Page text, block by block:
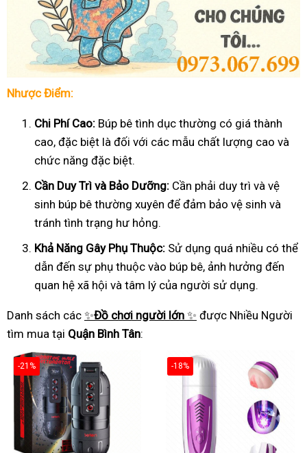
Nhược Điểm:
Chi Phí Cao: Búp bê tình dục thường có giá thành
cao, đặc biệt là đối với các mẫu chất lượng cao và
chức năng đặc biệt.
Cần Duy Trì và Bảo Dưỡng: Cần phải duy trì và vệ
sinh búp bê thường xuyên để đảm bảo vệ sinh và
tránh tình trạng hư hỏng.
Khả Năng Gây Phụ Thuộc: Sử dụng quá nhiều có thể
dẫn đến sự phụ thuộc vào búp bê, ảnh hưởng đến
quan hệ xã hội và tâm lý của người sử dụng.
Danh sách các ✨Đồ chơi người lớn ✨ được Nhiều Người
tìm mua tại Quận Bình Tân:
-21% -18%